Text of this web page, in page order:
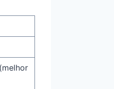
(melhor